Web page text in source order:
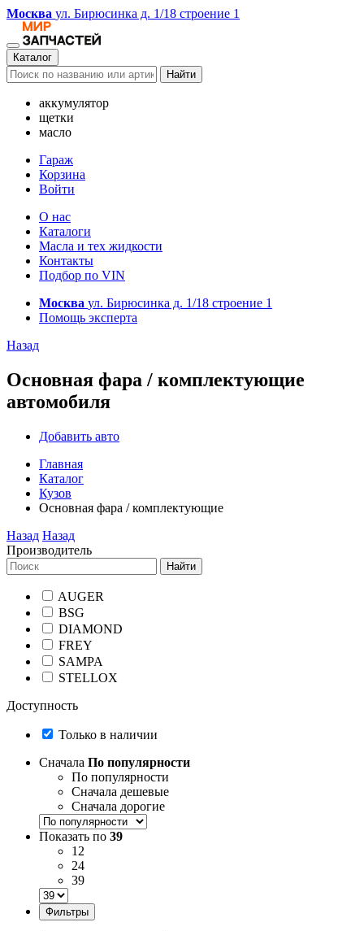
Москва ул. Бирюсинка д. 1/18 строение 1
Каталог
Найти
аккумулятор
щетки
масло
Гараж
Корзина
Войти
О нас
Каталоги
Масла и тех жидкости
Контакты
Подбор по VIN
Москва ул. Бирюсинка д. 1/18 строение 1
Помощь эксперта
Назад
Основная фара / комплектующие
автомобиля
Добавить авто
Главная
Каталог
Кузов
Основная фара / комплектующие
Назад Назад
Производитель
Найти
AUGER
BSG
DIAMOND
FREY
SAMPA
STELLOX
Доступность
Только в наличии
Сначала По популярности
По популярности
Сначала дешевые
Сначала дорогие
Показать по 39
12
24
39
Фильтры